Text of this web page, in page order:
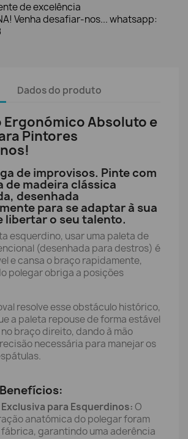
de excelência
Venha desafiar-nos... whatsapp:
Dados do produto
Absoluto e
Pintores
de improvisos. Pinte com
de madeira clássica
desenhada
para se adaptar à sua
libertar o seu talento.
esquerdino, usar uma paleta de
(desenhada para destros) é
e cansa o braço rapidamente,
polegar obriga a posições
resolve esse obstáculo histórico,
a paleta repouse de forma estável
braço direito, dando à mão
necessária para manejar os
para Esquerdinos:O
anatómica do polegar foram
garantindo uma aderência